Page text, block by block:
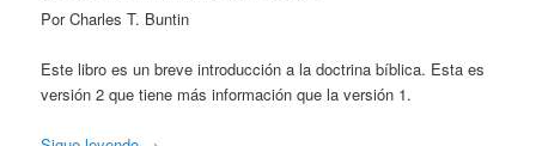
Por Charles T. Buntin
Este libro es un breve introducción a la doctrina bíblica. Esta es
versión 2 que tiene más información que la versión 1.